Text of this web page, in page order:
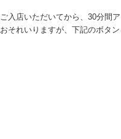
ご入店いただいてから、30分間
おそれいりますが、下記のボタ